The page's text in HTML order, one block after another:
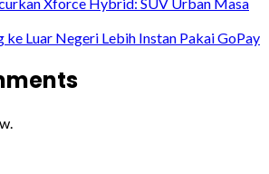
ke Luar Negeri Lebih Instan Pakai GoPay